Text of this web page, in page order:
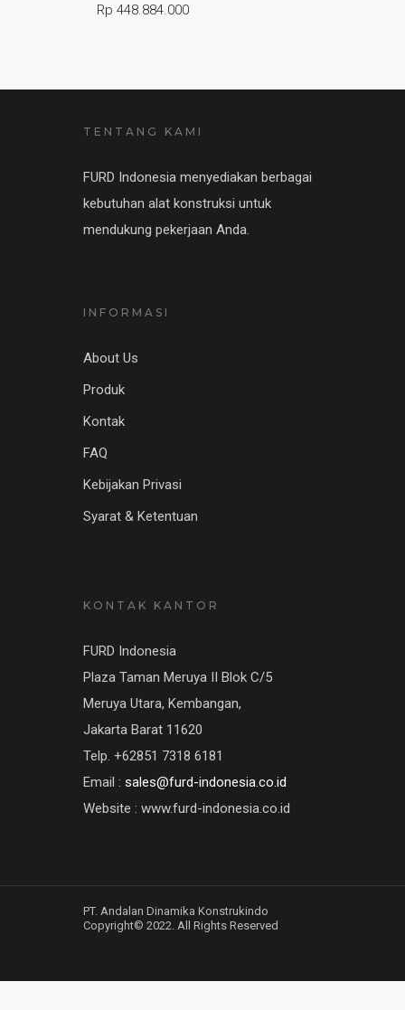
Rp 448.884.000
TENTANG KAMI
FURD Indonesia menyediakan berbagai
kebutuhan alat konstruksi untuk
mendukung pekerjaan Anda.
INFORMASI
About Us
Produk
Kontak
FAQ
Kebijakan Privasi
Syarat & Ketentuan
KONTAK KANTOR
FURD Indonesia
Plaza Taman Meruya II Blok C/5
Meruya Utara, Kembangan,
Jakarta Barat 11620
Telp. +62851 7318 6181
Email : sales@furd-indonesia.co.id
Website : www.furd-indonesia.co.id
PT. Andalan Dinamika Konstrukindo
Copyright© 2022. All Rights Reserved